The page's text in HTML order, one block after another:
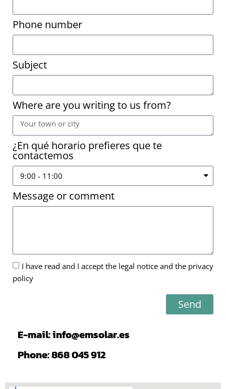
Phone number
Subject
Where are you writing to us from?
¿En qué horario prefieres que te
contactemos
Message or comment
I have read and I accept the legal notice and the privacy
policy
Send
E-mail: info@emsolar.es
Phone: 868 045 912